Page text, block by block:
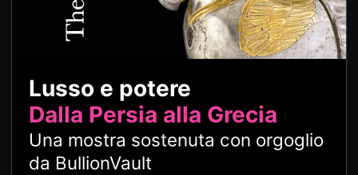
Lusso e potere
Dalla Persia alla Grecia
Una mostra sostenuta con orgoglio
da BullionVault